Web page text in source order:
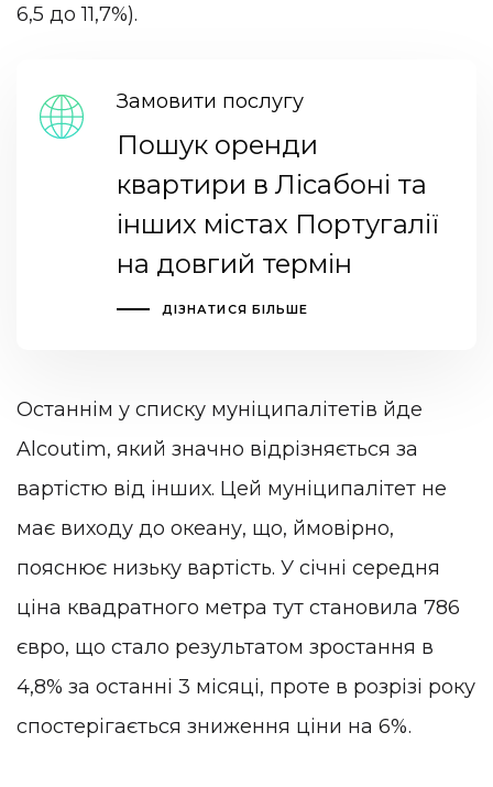
6,5 до 11,7%).
Замовити послугу
Пошук оренди
квартири в Лісабоні та
інших містах Португалії
на довгий термін
ДІЗНАТИСЯ БІЛЬШЕ
Останнім у списку муніципалітетів йде
Alcoutim, який значно відрізняється за
вартістю від інших. Цей муніципалітет не
має виходу до океану, що, ймовірно,
пояснює низьку вартість. У січні середня
ціна квадратного метра тут становила 786
євро, що стало результатом зростання в
4,8% за останні 3 місяці, проте в розрізі року
спостерігається зниження ціни на 6%.